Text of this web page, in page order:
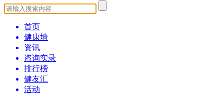
首页
健康墙
资讯
咨询实录
排行榜
健友汇
活动